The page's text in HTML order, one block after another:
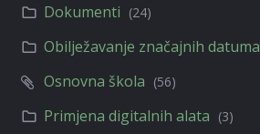
Dokumenti (24)
Obilježavanje značajnih datuma
Osnovna škola (56)
Primjena digitalnih alata (3)